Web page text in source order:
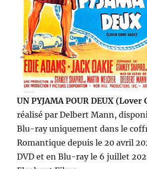
UN PYJAMA POUR DEUX (Lover
réalisé par Delbert Mann,
Blu-ray uniquement dans le
Romantique depuis le 20 avril
DVD et en Blu-ray le 6 juillet